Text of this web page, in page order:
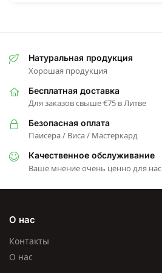
Натуральная продукция
Хорошая продукция
Бесплатная доставка
Для заказов свыше €75 в Литве
Безопасная оплата
Паисера / Виса / Мастеркард
Качественное обслуживание
Ваше мнение очень ценно для нас
О нас
Контакты
О нас